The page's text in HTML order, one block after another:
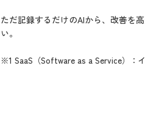
ただ記録するだけのAIから、改善を
い。
※1 SaaS（Software as a Service）：